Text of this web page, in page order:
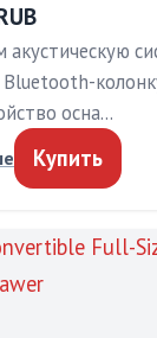
акустическую
осна…
Купить